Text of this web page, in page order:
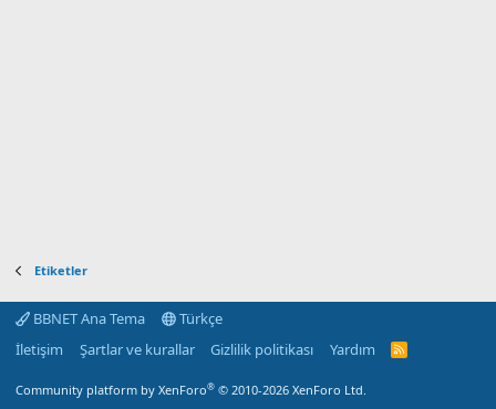
Etiketler
BBNET Ana Tema
Türkçe
İletişim
Şartlar ve kurallar Gizlilik politikası Yardım
R
Community platform by XenForo® © 2010-2026 XenForo Ltd.